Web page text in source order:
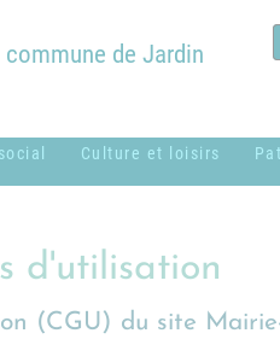
de Jardin
sociaux
Culture et loisirs
Municipale
communaux
d'utilisation
(CGU) du site